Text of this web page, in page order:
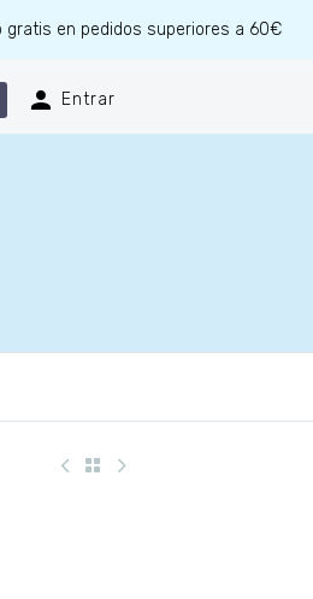
gratis en pedidos superiores a 60€
Entrar